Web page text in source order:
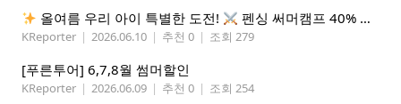
올여름 우리 아이 특별한 도전! 펜싱 써머캠프 40% 선착순 할인
KReporter | 2026.06.10 | 추천 0 | 조회 279
[푸른투어] 6,7,8월 썸머할인
KReporter | 2026.06.09 | 추천 0 | 조회 254